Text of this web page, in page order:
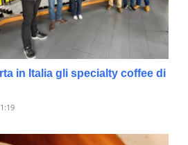
in Italia gli specialty coffee di